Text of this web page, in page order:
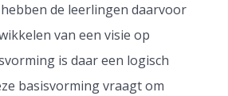
de leerlingen daarvoor
van een visie op
is daar een logisch
basisvorming vraagt om